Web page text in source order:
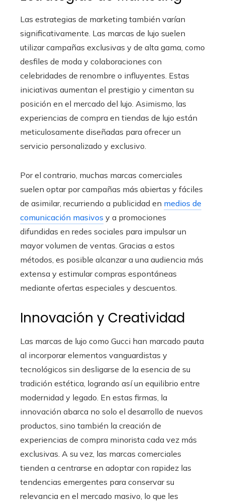
Las estrategias de marketing también varían
significativamente. Las marcas de lujo suelen
utilizar campañas exclusivas y de alta gama, como
desfiles de moda y colaboraciones con
celebridades de renombre o influyentes. Estas
iniciativas aumentan el prestigio y cimentan su
posición en el mercado del lujo. Asimismo, las
experiencias de compra en tiendas de lujo están
meticulosamente diseñadas para ofrecer un
servicio personalizado y exclusivo.
Por el contrario, muchas marcas comerciales
suelen optar por campañas más abiertas y fáciles
de asimilar, recurriendo a publicidad en medios de
comunicación masivos y a promociones
difundidas en redes sociales para impulsar un
mayor volumen de ventas. Gracias a estos
métodos, es posible alcanzar a una audiencia más
extensa y estimular compras espontáneas
mediante ofertas especiales y descuentos.
Innovación y Creatividad
Las marcas de lujo como Gucci han marcado pauta
al incorporar elementos vanguardistas y
tecnológicos sin desligarse de la esencia de su
tradición estética, logrando así un equilibrio entre
modernidad y legado. En estas firmas, la
innovación abarca no solo el desarrollo de nuevos
productos, sino también la creación de
experiencias de compra minorista cada vez más
exclusivas. A su vez, las marcas comerciales
tienden a centrarse en adoptar con rapidez las
tendencias emergentes para conservar su
relevancia en el mercado masivo, lo que les